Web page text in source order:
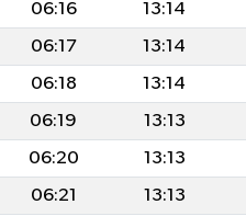
06:16 13:14
06:17 13:14
06:18 13:14
06:19 13:13
06:20 13:13
06:21 13:13